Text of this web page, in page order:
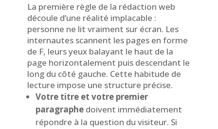
La première règle de la rédaction web
découle d’une réalité implacable :
personne ne lit vraiment sur écran. Les
internautes scannent les pages en forme
de F, leurs yeux balayant le haut de la
page horizontalement puis descendant le
long du côté gauche. Cette habitude de
lecture impose une structure précise.
Votre titre et votre premier
paragraphedoivent immédiatement
répondre à la question du visiteur. Si